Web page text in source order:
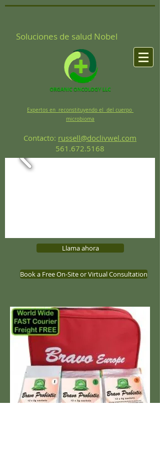
Soluciones de salud Nobel
Expertos en reconstituyendo el del cuerpo
microbioma
Contacto: russell@doclivwel.com
561.672.5168
Llama ahora
Book a Free On-Site or Virtual Consultation